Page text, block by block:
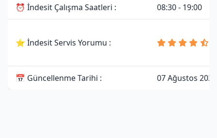
⏰ İndesit Çalışma Saatleri : 08:30 - 19:00
⭐ İndesit Servis Yorumu :
📅 Güncellenme Tarihi : 07 Ağustos 2026